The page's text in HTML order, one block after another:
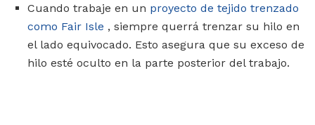
Cuando trabaje en un proyecto de tejido trenzado
como Fair Isle , siempre querrá trenzar su hilo en
el lado equivocado. Esto asegura que su exceso de
hilo esté oculto en la parte posterior del trabajo.